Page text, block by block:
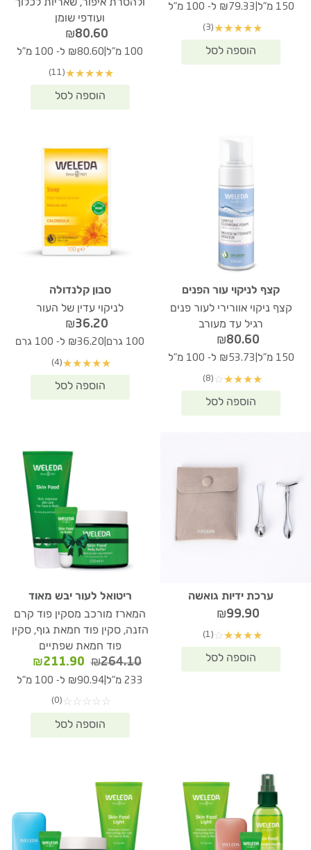
150 מ"ל ₪79.33 ל- 100 מ"ל
★
★
★
★
★
(3)
ולהסרת איפור, שאריות לכלוך
ועודפי שומן
₪80.60
100 מ"ל ₪80.60 ל- 100 מ"ל
★
★
★
★
★
(11)
קצף לניקוי עור הפנים
קצף ניקוי אוורירי לעור פנים
רגיל עד מעורב
₪80.60
150 מ"ל ₪53.73 ל- 100 מ"ל
★
★
★
★
☆
(8)
סבון קלנדולה
לניקוי עדין של העור
₪36.20
100 גרם ₪36.20 ל- 100 גרם
★
★
★
★
★
(4)
ערכת ידיות גואשה
₪99.90
★
★
★
★
☆
(1)
ריטואל לעור יבש מאוד
המארז מורכב מסקין פוד קרם
הזנה, סקין פוד חמאת גוף, סקין
פוד חמאת שפתיים
₪264.10
המחיר
המקורי
₪264.10.
₪211.90
הנוכחי
233 מ"ל ₪90.94 ל- 100 מ"ל
☆
☆
☆
☆
☆
(0)